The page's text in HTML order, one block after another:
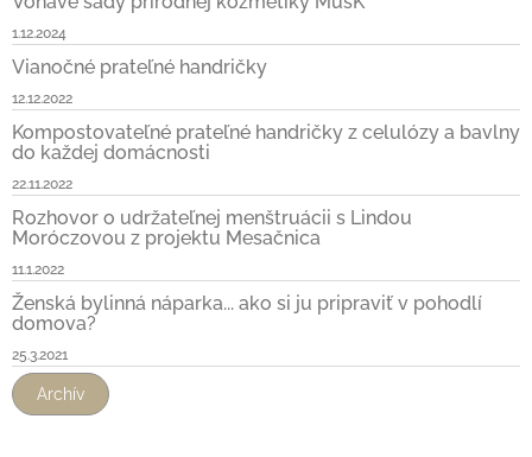
1.12.2024
Vianočné prateľné handričky
12.12.2022
Kompostovateľné prateľné handričky z celulózy a bavlny
do každej domácnosti
22.11.2022
Rozhovor o udržateľnej menštruácii s Lindou
Moróczovou z projektu Mesačnica
11.1.2022
Ženská bylinná náparka... ako si ju pripraviť v pohodlí
domova?
25.3.2021
Archív